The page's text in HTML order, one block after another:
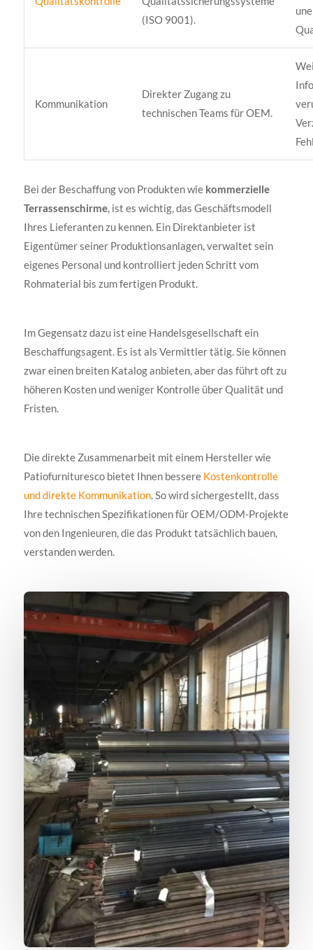
(ISO 9001).
Kommunikation
Direkter Zugang zu
technischen Teams für OEM.
Bei der Beschaffung von Produkten wie kommerzielle
Terrassenschirme, ist es wichtig, das Geschäftsmodell
Ihres Lieferanten zu kennen. Ein Direktanbieter ist
Eigentümer seiner Produktionsanlagen, verwaltet sein
eigenes Personal und kontrolliert jeden Schritt vom
Rohmaterial bis zum fertigen Produkt.
Im Gegensatz dazu ist eine Handelsgesellschaft ein
Beschaffungsagent. Es ist als Vermittler tätig. Sie können
zwar einen breiten Katalog anbieten, aber das führt oft zu
höheren Kosten und weniger Kontrolle über Qualität und
Fristen.
Die direkte Zusammenarbeit mit einem Hersteller wie
Patiofurnituresco bietet Ihnen bessere Kostenkontrolle
und direkte Kommunikation. So wird sichergestellt, dass
Ihre technischen Spezifikationen für OEM/ODM-Projekte
von den Ingenieuren, die das Produkt tatsächlich bauen,
verstanden werden.